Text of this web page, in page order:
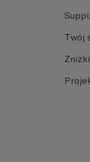
Twój